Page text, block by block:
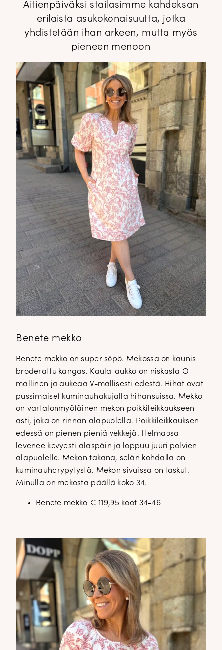
Äitienpäiväksi stailasimme kahdeksan
erilaista asukokonaisuutta, jotka
yhdistetään ihan arkeen, mutta myös
pieneen menoon
Benete mekko
Benete mekko on super söpö. Mekossa on kaunis
broderattu kangas. Kaula-aukko on niskasta O-
mallinen ja aukeaa V-mallisesti edestä. Hihat ovat
pussimaiset kuminauhakujalla hihansuissa. Mekko
on vartalonmyötäinen mekon poikkileikkaukseen
asti, joka on rinnan alapuolella. Poikkileikkauksen
edessä on pienen pieniä vekkejä. Helmaosa
levenee kevyesti alaspäin ja loppuu juuri polvien
alapuolelle. Mekon takana, selän kohdalla on
kuminauharypytystä. Mekon sivuissa on taskut.
Minulla on mekosta päällä koko 34.
Benete mekko € 119,95 koot 34-46